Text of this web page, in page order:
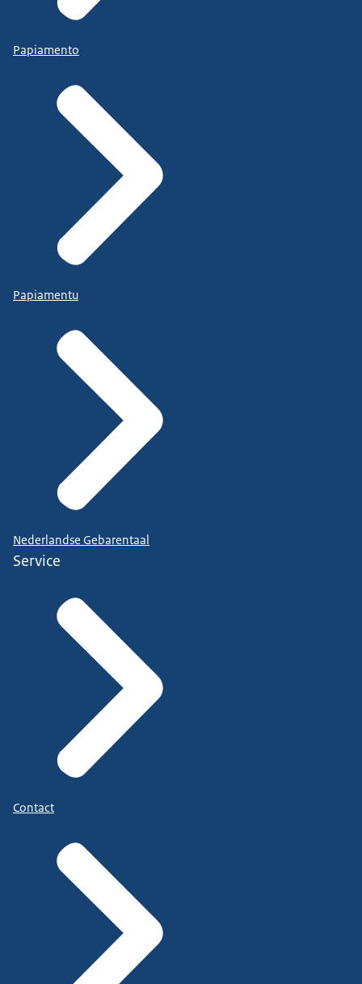
Papiamento
Papiamentu
Nederlandse Gebarentaal
Service
Contact